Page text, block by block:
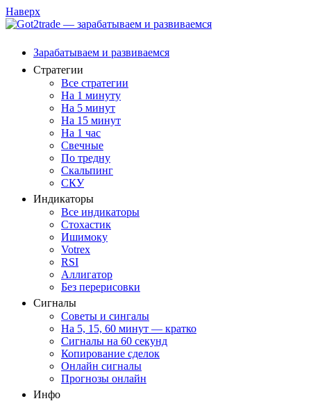
Наверх
Зарабатываем и развиваемся
Стратегии
Все стратегии
На 1 минуту
На 5 минут
На 15 минут
На 1 час
Свечные
По тредну
Скальпинг
СКУ
Индикаторы
Все индикаторы
Стохастик
Ишимоку
Votrex
RSI
Аллигатор
Без перерисовки
Сигналы
Советы и сингалы
На 5, 15, 60 минут — кратко
Сигналы на 60 секунд
Копирование сделок
Онлайн сигналы
Прогнозы онлайн
Инфо